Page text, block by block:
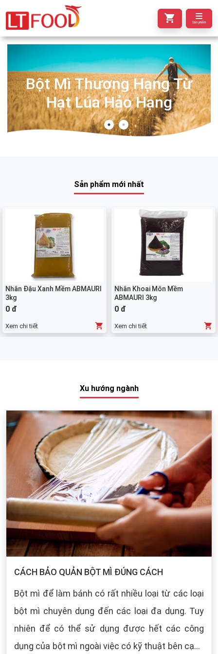
Sản phẩm
Bột Mì Thượng Hạng Từ
Hạt Lúa Hảo Hạng
Sản phẩm mới nhất
Nhân Đậu Xanh Mềm ABMAURI
3kg
0 đ
Xem chi tiết
Nhân Khoai Môn Mềm
ABMAURI 3kg
0 đ
Xem chi tiết
Xu hướng ngành
CÁCH BẢO QUẢN BỘT MÌ ĐÚNG CÁCH
Bột mì để làm bánh có rất nhiều loại từ các loại
bột mì chuyên dụng đến các loại đa dụng. Tuy
nhiên để có thể sử dụng được hết các công
dụng của bột mì ngoài việc có kỹ thuật bên cạnh